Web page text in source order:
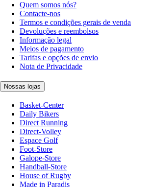
Quem somos nós?
Contacte-nos
Termos e condições gerais de venda
Devoluções e reembolsos
Informação legal
Meios de pagamento
Tarifas e opções de envio
Nota de Privacidade
Nossas lojas
Basket-Center
Daily Bikers
Direct Running
Direct-Volley
Espace Golf
Foot-Store
Galope-Store
Handball-Store
House of Rugby
Made in Paradis